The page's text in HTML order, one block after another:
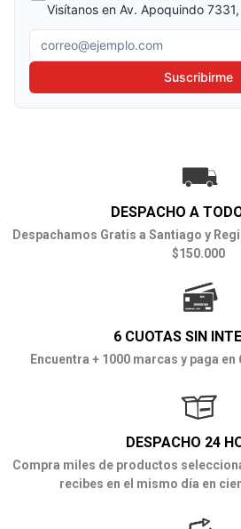
Visítanos en Av. Apoquindo
Correo electrónico
Suscribirme
DESPACHO A
Despachamos Gratis a Santiago y
$150.000
6 CUOTAS SIN
Encuentra + 1000 marcas y paga
DESPACHO 24
Compra miles de productos
recibes en el mismo día en